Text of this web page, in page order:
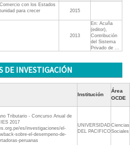
con los Estados
para crecer
2015
2013
En: Acuña
(editor),
Contribución
del Sistema
Privado de ...
DE INVESTIGACIÓN
Institución
Área
OCDE
Tributario - Concurso Anual de
2017
es/investigaciones/el-
sobre-el-desempeno-de-
peruanas
UNIVERSIDAD
DEL PACIFICO
Ciencias
Sociales